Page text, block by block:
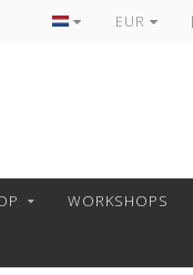
VEILIG BETALEN MET
EUR
WORKSHOPS